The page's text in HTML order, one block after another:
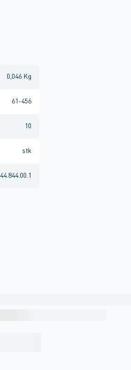
0,046 Kg
61-456
10
stk